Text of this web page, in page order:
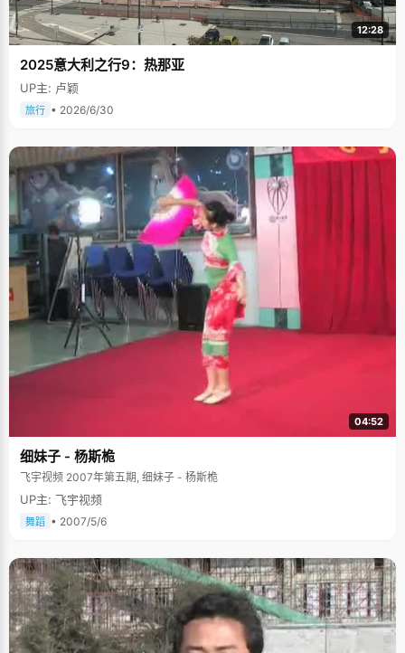
12:28
2025意大利之行9：热那亚
UP主: 卢颖
旅行 • 2026/6/30
04:52
细妹子 - 杨斯桅
飞宇视频 2007年第五期, 细妹子 - 杨斯桅
UP主: 飞宇视频
舞蹈 • 2007/5/6